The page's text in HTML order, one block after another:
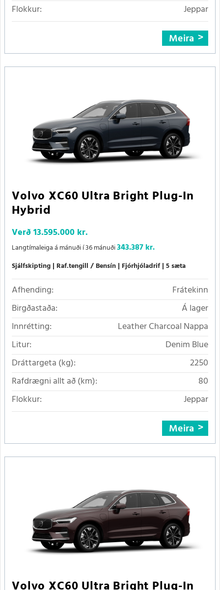
Flokkur:
Jeppar
Meira
Volvo XC60 Ultra Bright Plug-In
Hybrid
Verð13.595.000 kr.
Langtímaleiga á mánuði í 36 mánuði343.387 kr.
Sjálfskipting Raf.tengill / Bensín Fjórhjóladrif 5 sæta
Afhending:
Frátekinn
Birgðastaða:
Á lager
Innrétting:
Leather Charcoal Nappa
Litur:
Denim Blue
Dráttargeta (kg):
2250
Rafdrægni allt að (km):
80
Flokkur:
Jeppar
Meira